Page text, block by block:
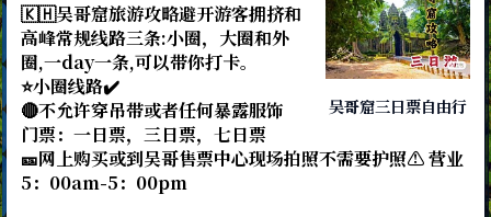
吴哥窟三日票自由行
🇰🇭吴哥窟旅游攻略避开游客拥挤和
高峰常规线路三条:小圈，大圈和外
圈,一day一条,可以带你打卡。
⭐小圈线路✔️
🔴不允许穿吊带或者任何暴露服饰
门票：一日票，三日票，七日票
🎫网上购买或到吴哥售票中心现场拍照不需要护照⚠️ 营业
5：00am-5：00pm